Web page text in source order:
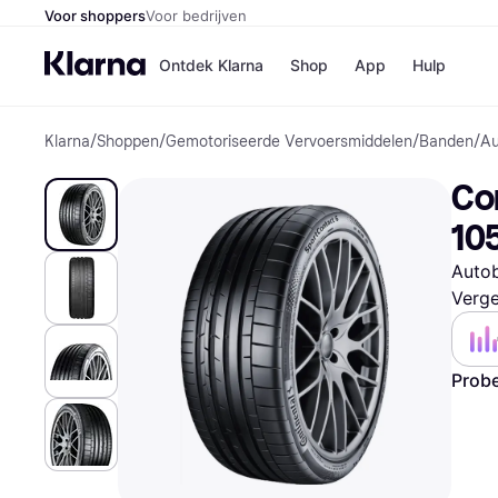
Voor shoppersVoor bedrijven
Ontdek Klarna Shop
Winkels
Bol
H&M
App Hulp
Klarna/Shoppen/Gemotoriseerde Vervoersmiddelen/Banden/